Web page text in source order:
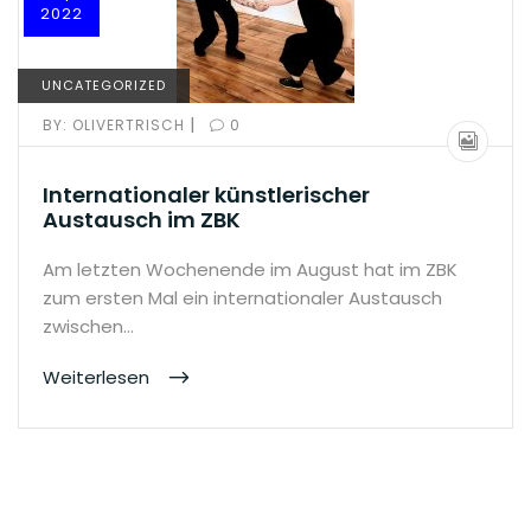
2022
UNCATEGORIZED
BY: OLIVERTRISCH | 0
Internationaler künstlerischer
Austausch im ZBK
Am letzten Wochenende im August hat im ZBK
zum ersten Mal ein internationaler Austausch
zwischen…
Weiterlesen